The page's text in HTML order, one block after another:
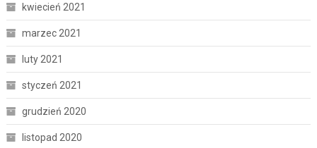
kwiecień 2021
marzec 2021
luty 2021
styczeń 2021
grudzień 2020
listopad 2020